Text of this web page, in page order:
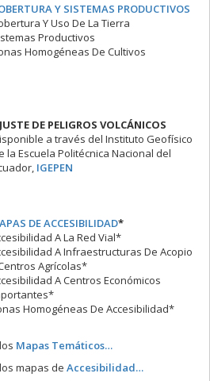
Y SISTEMAS PRODUCTIVOS
Y Uso De La Tierra
Productivos
Homogéneas De Cultivos
DE PELIGROS VOLCÁNICOS
a través del Instituto Geofísico
la Escuela Politécnica Nacional del
IGEPEN
DE ACCESIBILIDAD*
A La Red Vial*
A Infraestructuras De Acopio
Agrícolas*
A Centros Económicos
Homogéneas De Accesibilidad*
Mapas Temáticos…
mapas de Accesibilidad…